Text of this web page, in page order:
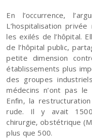
En l’occurrence,
L’hospitalisation
les exilés de l’hôpital.
de l’hôpital public,
petite dimension
établissements plus
des groupes
médecins n’ont pas
Enfin, la
rude. Il y avait 1500
chirurgie, obstétrique
plus que 500.